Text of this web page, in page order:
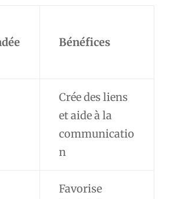
Bénéfices
Crée des liens
et aide à la
communicatio
n
Favorise